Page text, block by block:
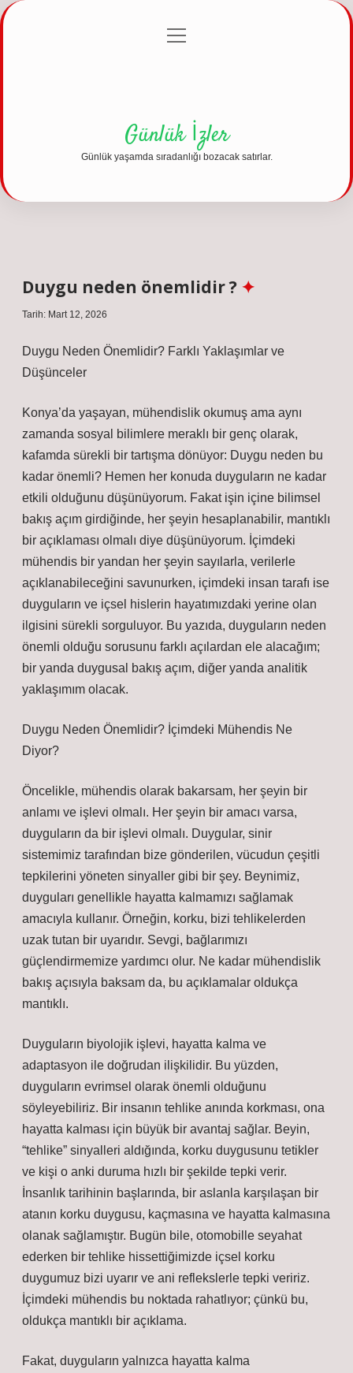
Gizlilik Politikası
menüyü
Günlük İzler
Günlük yaşamda sıradanlığı bozacak satırlar.
Duygu neden önemlidir ?
Tarih: Mart 12, 2026
Duygu Neden Önemlidir? Farklı Yaklaşımlar ve
Düşünceler
Konya’da yaşayan, mühendislik okumuş ama aynı
zamanda sosyal bilimlere meraklı bir genç olarak,
kafamda sürekli bir tartışma dönüyor: Duygu neden bu
kadar önemli? Hemen her konuda duyguların ne kadar
etkili olduğunu düşünüyorum. Fakat işin içine bilimsel
bakış açım girdiğinde, her şeyin hesaplanabilir, mantıklı
bir açıklaması olmalı diye düşünüyorum. İçimdeki
mühendis bir yandan her şeyin sayılarla, verilerle
açıklanabileceğini savunurken, içimdeki insan tarafı ise
duyguların ve içsel hislerin hayatımızdaki yerine olan
ilgisini sürekli sorguluyor. Bu yazıda, duyguların neden
önemli olduğu sorusunu farklı açılardan ele alacağım;
bir yanda duygusal bakış açım, diğer yanda analitik
yaklaşımım olacak.
Duygu Neden Önemlidir? İçimdeki Mühendis Ne
Diyor?
Öncelikle, mühendis olarak bakarsam, her şeyin bir
anlamı ve işlevi olmalı. Her şeyin bir amacı varsa,
duyguların da bir işlevi olmalı. Duygular, sinir
sistemimiz tarafından bize gönderilen, vücudun çeşitli
tepkilerini yöneten sinyaller gibi bir şey. Beynimiz,
duyguları genellikle hayatta kalmamızı sağlamak
amacıyla kullanır. Örneğin, korku, bizi tehlikelerden
uzak tutan bir uyarıdır. Sevgi, bağlarımızı
güçlendirmemize yardımcı olur. Ne kadar mühendislik
bakış açısıyla baksam da, bu açıklamalar oldukça
mantıklı.
Duyguların biyolojik işlevi, hayatta kalma ve
adaptasyon ile doğrudan ilişkilidir. Bu yüzden,
duyguların evrimsel olarak önemli olduğunu
söyleyebiliriz. Bir insanın tehlike anında korkması, ona
hayatta kalması için büyük bir avantaj sağlar. Beyin,
“tehlike” sinyalleri aldığında, korku duygusunu tetikler
ve kişi o anki duruma hızlı bir şekilde tepki verir.
İnsanlık tarihinin başlarında, bir aslanla karşılaşan bir
atanın korku duygusu, kaçmasına ve hayatta kalmasına
olanak sağlamıştır. Bugün bile, otomobille seyahat
ederken bir tehlike hissettiğimizde içsel korku
duygumuz bizi uyarır ve ani reflekslerle tepki veririz.
İçimdeki mühendis bu noktada rahatlıyor; çünkü bu,
oldukça mantıklı bir açıklama.
Fakat, duyguların yalnızca hayatta kalma